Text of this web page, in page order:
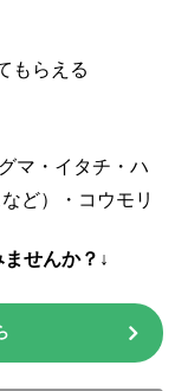
もらえる
マ・イタチ・ハ
ど）・コウモリ
せんか？↓